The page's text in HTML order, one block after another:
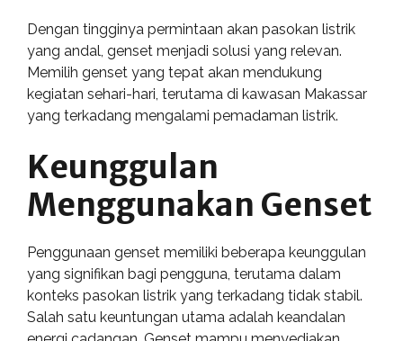
Dengan tingginya permintaan akan pasokan listrik
yang andal, genset menjadi solusi yang relevan.
Memilih genset yang tepat akan mendukung
kegiatan sehari-hari, terutama di kawasan Makassar
yang terkadang mengalami pemadaman listrik.
Keunggulan
Menggunakan Genset
Penggunaan genset memiliki beberapa keunggulan
yang signifikan bagi pengguna, terutama dalam
konteks pasokan listrik yang terkadang tidak stabil.
Salah satu keuntungan utama adalah keandalan